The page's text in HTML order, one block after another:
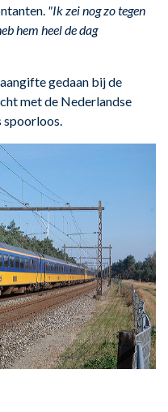
"Ik zei nog zo tegen
hem heel de dag
gedaan bij de
met de Nederlandse
spoorloos.